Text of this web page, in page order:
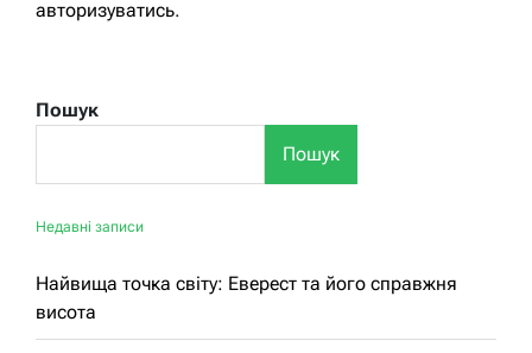
авторизуватись.
Пошук
Пошук
Недавні записи
Найвища точка світу: Еверест та його справжня
висота